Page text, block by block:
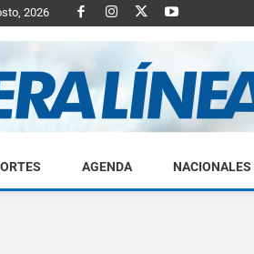
2026
Diario
AGENDA NACIONALES